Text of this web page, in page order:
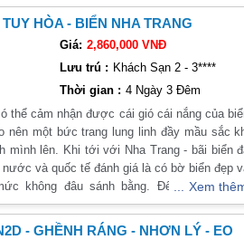
HÒA - BIỂN NHA TRANG
Giá: 2,860,000 VNĐ
Lưu trú : Khách Sạn 2 - 3****
Thời gian : 4 Ngày 3 Đêm
thể cảm nhận được cái gió cái nắng của
một bức trang lung linh đầy mầu sắc
mình lên. Khi tới với Nha Trang - bãi biển
và quốc tế đánh giá là có bờ biển đẹp
không đâu sánh bằng. Đến với
công ty chúng tôi, quý khách đã được
sắc nhất của 2 vùng đất nổi tiếng này! Hãy
này nhé!
Xem
- GHỀNH RÁNG - NHƠN LÝ - EO